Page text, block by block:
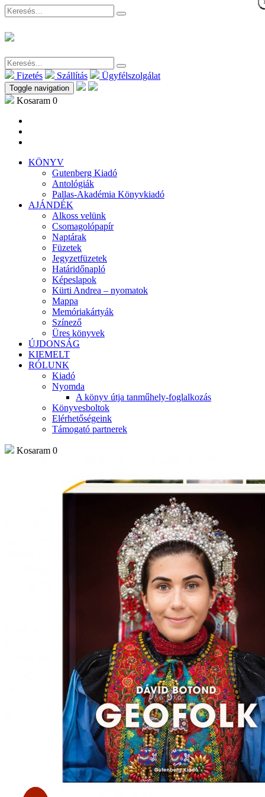
Fizetés Szállítás Ügyfélszolgálat
Toggle navigation
Kosaram 0
KÖNYV
Gutenberg Kiadó
Antológiák
Pallas-Akadémia Könyvkiadó
AJÁNDÉK
Alkoss velünk
Csomagolópapír
Naptárak
Füzetek
Jegyzetfüzetek
Határidőnapló
Képeslapok
Kürti Andrea – nyomatok
Mappa
Memóriakártyák
Színező
Üres könyvek
ÚJDONSÁG
KIEMELT
RÓLUNK
Kiadó
Nyomda
A könyv útja tanműhely-foglalkozás
Könyvesboltok
Elérhetőségeink
Támogató partnerek
Kosaram 0